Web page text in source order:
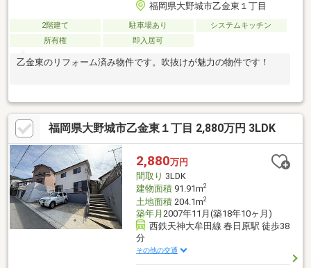
福岡県大野城市乙金東１丁目
2階建て 駐車場あり
システムキッチン
所有権
即入居可
乙金東のリフォーム済み物件です。吹抜けが魅力の物件です！
福岡県大野城市乙金東１丁目 2,880万円 3LDK
2,880万円
間取り 3LDK
建物面積91.91m2
土地面積204.1m2
築年月 2007年11月(築18年10ヶ月)
西鉄天神大牟田線 春日原駅 徒歩38
分
その他の交通